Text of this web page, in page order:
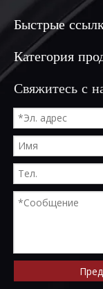
Быстрые
Категория
Свяжитесь с